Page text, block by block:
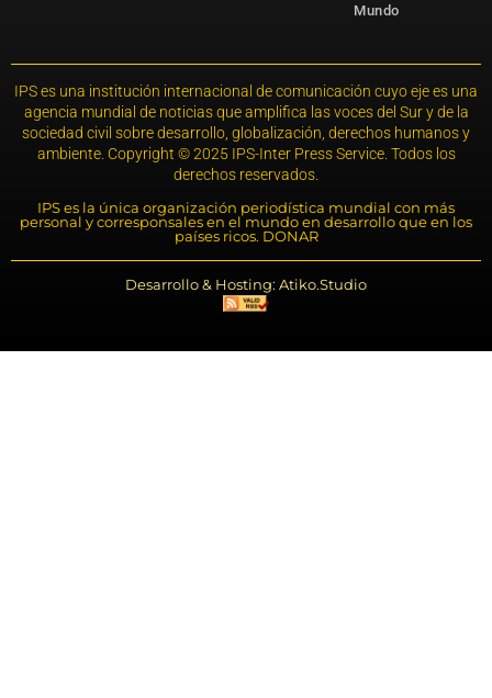
Mundo
IPS es una institución internacional de comunicación cuyo eje es una
agencia mundial de noticias que amplifica las voces del Sur y de la
sociedad civil sobre desarrollo, globalización, derechos humanos y
ambiente. Copyright © 2025 IPS-Inter Press Service. Todos los
derechos reservados.
IPS es la única organización periodística mundial con más
personal y corresponsales en el mundo en desarrollo que en los
países ricos. DONAR
Desarrollo & Hosting: Atiko.Studio